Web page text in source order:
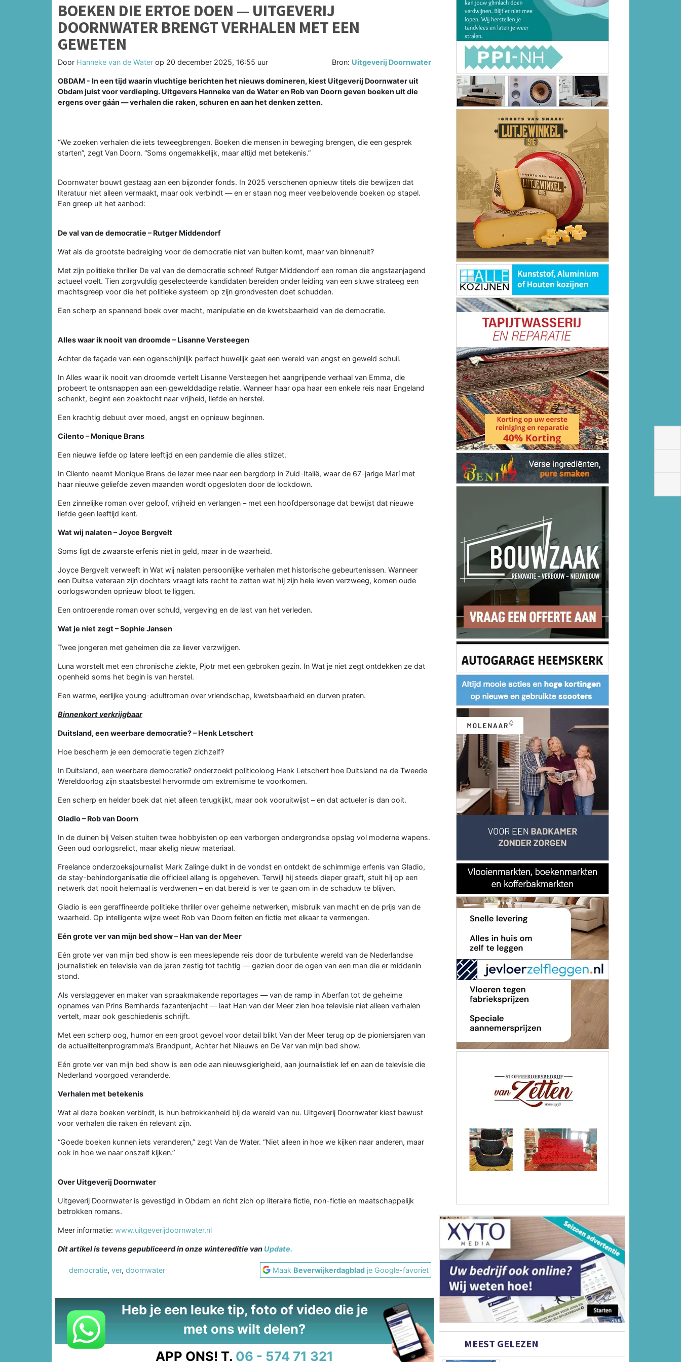
BOEKEN DIE ERTOE DOEN — UITGEVERIJ
DOORNWATER BRENGT VERHALEN MET EEN
GEWETEN
Door Hanneke van de Water op 20 december 2025, 16:55 uur Bron: Uitgeverij Doornwater
OBDAM - In een tijd waarin vluchtige berichten het nieuws domineren, kiest Uitgeverij Doornwater uit
Obdam juist voor verdieping. Uitgevers Hanneke van de Water en Rob van Doorn geven boeken uit die
ergens over gáán — verhalen die raken, schuren en aan het denken zetten.
“We zoeken verhalen die iets teweegbrengen. Boeken die mensen in beweging brengen, die een gesprek
starten”, zegt Van Doorn. “Soms ongemakkelijk, maar altijd met betekenis.”
Doornwater bouwt gestaag aan een bijzonder fonds. In 2025 verschenen opnieuw titels die bewijzen dat
literatuur niet alleen vermaakt, maar ook verbindt — en er staan nog meer veelbelovende boeken op stapel.
Een greep uit het aanbod:
De val van de democratie – Rutger Middendorf
Wat als de grootste bedreiging voor de democratie niet van buiten komt, maar van binnenuit?
Met zijn politieke thriller De val van de democratie schreef Rutger Middendorf een roman die angstaanjagend
actueel voelt. Tien zorgvuldig geselecteerde kandidaten bereiden onder leiding van een sluwe strateeg een
machtsgreep voor die het politieke systeem op zijn grondvesten doet schudden.
Een scherp en spannend boek over macht, manipulatie en de kwetsbaarheid van de democratie.
Alles waar ik nooit van droomde – Lisanne Versteegen
Achter de façade van een ogenschijnlijk perfect huwelijk gaat een wereld van angst en geweld schuil.
In Alles waar ik nooit van droomde vertelt Lisanne Versteegen het aangrijpende verhaal van Emma, die
probeert te ontsnappen aan een gewelddadige relatie. Wanneer haar opa haar een enkele reis naar Engeland
schenkt, begint een zoektocht naar vrijheid, liefde en herstel.
Een krachtig debuut over moed, angst en opnieuw beginnen.
Cilento – Monique Brans
Een nieuwe liefde op latere leeftijd en een pandemie die alles stilzet.
In Cilento neemt Monique Brans de lezer mee naar een bergdorp in Zuid-Italië, waar de 67-jarige Marí met
haar nieuwe geliefde zeven maanden wordt opgesloten door de lockdown.
Een zinnelijke roman over geloof, vrijheid en verlangen – met een hoofdpersonage dat bewijst dat nieuwe
liefde geen leeftijd kent.
Wat wij nalaten – Joyce Bergvelt
Soms ligt de zwaarste erfenis niet in geld, maar in de waarheid.
Joyce Bergvelt verweeft in Wat wij nalaten persoonlijke verhalen met historische gebeurtenissen. Wanneer
een Duitse veteraan zijn dochters vraagt iets recht te zetten wat hij zijn hele leven verzweeg, komen oude
oorlogswonden opnieuw bloot te liggen.
Een ontroerende roman over schuld, vergeving en de last van het verleden.
Wat je niet zegt – Sophie Jansen
Twee jongeren met geheimen die ze liever verzwijgen.
Luna worstelt met een chronische ziekte, Pjotr met een gebroken gezin. In Wat je niet zegt ontdekken ze dat
openheid soms het begin is van herstel.
Een warme, eerlijke young-adultroman over vriendschap, kwetsbaarheid en durven praten.
Binnenkort verkrijgbaar
Duitsland, een weerbare democratie? – Henk Letschert
Hoe bescherm je een democratie tegen zichzelf?
In Duitsland, een weerbare democratie? onderzoekt politicoloog Henk Letschert hoe Duitsland na de Tweede
Wereldoorlog zijn staatsbestel hervormde om extremisme te voorkomen.
Een scherp en helder boek dat niet alleen terugkijkt, maar ook vooruitwijst – en dat actueler is dan ooit.
Gladio – Rob van Doorn
In de duinen bij Velsen stuiten twee hobbyisten op een verborgen ondergrondse opslag vol moderne wapens.
Geen oud oorlogsrelict, maar akelig nieuw materiaal.
Freelance onderzoeksjournalist Mark Zalinge duikt in de vondst en ontdekt de schimmige erfenis van Gladio,
de stay-behindorganisatie die officieel allang is opgeheven. Terwijl hij steeds dieper graaft, stuit hij op een
netwerk dat nooit helemaal is verdwenen – en dat bereid is ver te gaan om in de schaduw te blijven.
Gladio is een geraffineerde politieke thriller over geheime netwerken, misbruik van macht en de prijs van de
waarheid. Op intelligente wijze weet Rob van Doorn feiten en fictie met elkaar te vermengen.
Eén grote ver van mijn bed show – Han van der Meer
Eén grote ver van mijn bed show is een meeslepende reis door de turbulente wereld van de Nederlandse
journalistiek en televisie van de jaren zestig tot tachtig — gezien door de ogen van een man die er middenin
stond.
Als verslaggever en maker van spraakmakende reportages — van de ramp in Aberfan tot de geheime
opnames van Prins Bernhards fazantenjacht — laat Han van der Meer zien hoe televisie niet alleen verhalen
vertelt, maar ook geschiedenis schrijft.
Met een scherp oog, humor en een groot gevoel voor detail blikt Van der Meer terug op de pioniersjaren van
de actualiteitenprogramma’s Brandpunt, Achter het Nieuws en De Ver van mijn bed show.
Eén grote ver van mijn bed show is een ode aan nieuwsgierigheid, aan journalistiek lef en aan de televisie die
Nederland voorgoed veranderde.
Verhalen met betekenis
Wat al deze boeken verbindt, is hun betrokkenheid bij de wereld van nu. Uitgeverij Doornwater kiest bewust
voor verhalen die raken én relevant zijn.
“Goede boeken kunnen iets veranderen,” zegt Van de Water. “Niet alleen in hoe we kijken naar anderen, maar
ook in hoe we naar onszelf kijken.”
Over Uitgeverij Doornwater
Uitgeverij Doornwater is gevestigd in Obdam en richt zich op literaire fictie, non-fictie en maatschappelijk
betrokken romans.
Meer informatie: www.uitgeverijdoornwater.nl
Dit artikel is tevens gepubliceerd in onze wintereditie van Update.
democratie, ver, doornwater Maak Beverwijkerdagblad je Google-favoriet
Heb je een leuke tip, foto of video die je
met ons wilt delen?
APP ONS! T. 06 - 574 71 321
MEEST GELEZEN